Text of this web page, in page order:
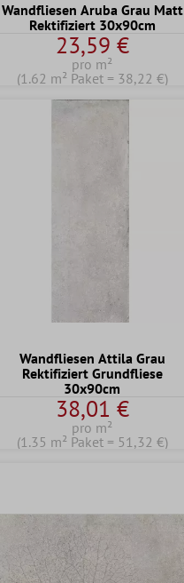
Wandfliesen Aruba Grau Matt
Rektifiziert 30x90cm
23,59 €
pro m²
(1.62 m² Paket = 38,22 €)
Wandfliesen Attila Grau
Rektifiziert Grundfliese
30x90cm
38,01 €
pro m²
(1.35 m² Paket = 51,32 €)